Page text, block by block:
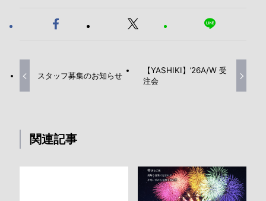
スタッフ募集のお知らせ
【YASHIKI】’26A/W 受
注会
関連記事